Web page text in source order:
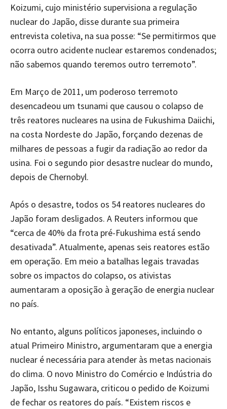
Koizumi, cujo ministério supervisiona a regulação
nuclear do Japão, disse durante sua primeira
entrevista coletiva, na sua posse: “Se permitirmos que
ocorra outro acidente nuclear estaremos condenados;
não sabemos quando teremos outro terremoto”.
Em Março de 2011, um poderoso terremoto
desencadeou um tsunami que causou o colapso de
três reatores nucleares na usina de Fukushima Daiichi,
na costa Nordeste do Japão, forçando dezenas de
milhares de pessoas a fugir da radiação ao redor da
usina. Foi o segundo pior desastre nuclear do mundo,
depois de Chernobyl.
Após o desastre, todos os 54 reatores nucleares do
Japão foram desligados. A Reuters informou que
“cerca de 40% da frota pré-Fukushima está sendo
desativada”. Atualmente, apenas seis reatores estão
em operação. Em meio a batalhas legais travadas
sobre os impactos do colapso, os ativistas
aumentaram a oposição à geração de energia nuclear
no país.
No entanto, alguns políticos japoneses, incluindo o
atual Primeiro Ministro, argumentaram que a energia
nuclear é necessária para atender às metas nacionais
do clima. O novo Ministro do Comércio e Indústria do
Japão, Isshu Sugawara, criticou o pedido de Koizumi
de fechar os reatores do país. “Existem riscos e